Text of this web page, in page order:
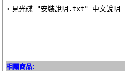
‧見光碟 "安裝說明.txt" 中文說明
-
相關商品: